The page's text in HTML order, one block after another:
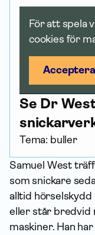
För att spela
cookies för
Se Dr
Tema: buller
Samuel West
som snickare
alltid hörselskydd
eller står bredvid
maskiner. Han